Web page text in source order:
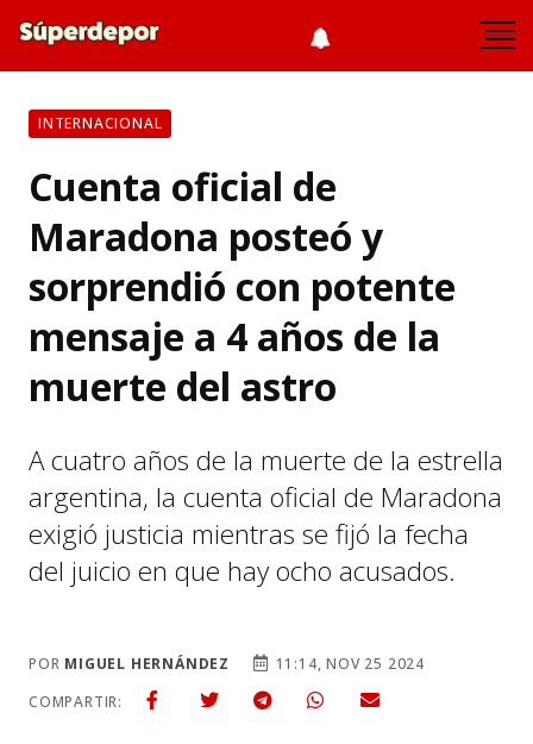
INTERNACIONAL
Cuenta oficial de
Maradona posteó y
sorprendió con potente
mensaje a 4 años de la
muerte del astro
A cuatro años de la muerte de la estrella
argentina, la cuenta oficial de Maradona
exigió justicia mientras se fijó la fecha
del juicio en que hay ocho acusados.
POR MIGUEL HERNÁNDEZ
11:14, NOV 25 2024
COMPARTIR: